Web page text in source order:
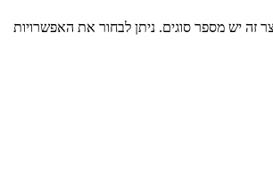
זה יש מספר סוגים. ניתן לבחור את האפשרויות